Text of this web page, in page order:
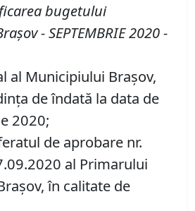
bugetului
- SEPTEMBRIE 2020 -
al Municipiului Brașov,
de îndată la data de
2020;
de aprobare nr.
al Primarului
în calitate de